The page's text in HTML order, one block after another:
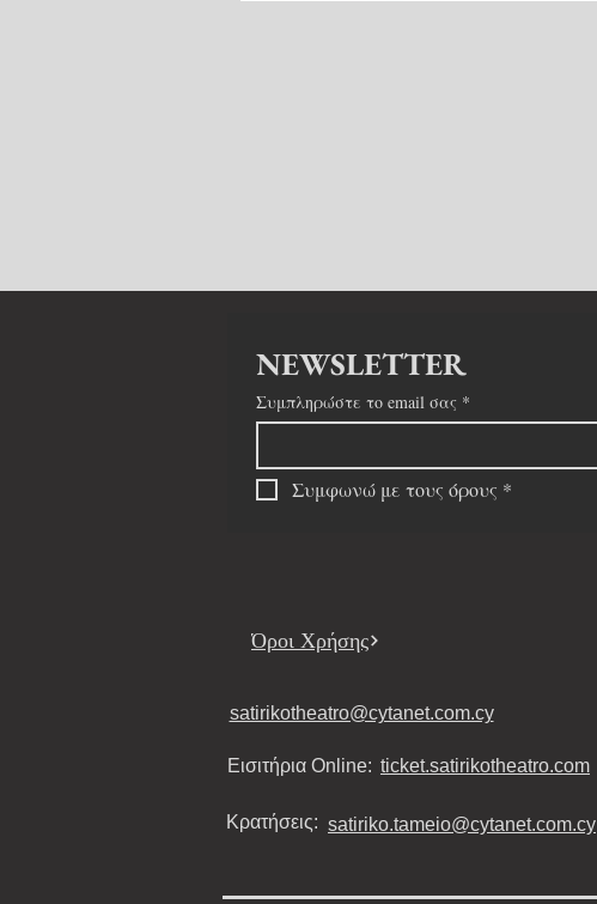
NEWSLETTER
Συμπληρώστε το email σας *
Συμφωνώ με τους όρους *
Όροι Χρήσης
satirikotheatro@cytanet.com.cy
Εισιτήρια Online: ticket.satirikotheatro.com
Κρατήσεις: satiriko.tameio@cytanet.com.cy